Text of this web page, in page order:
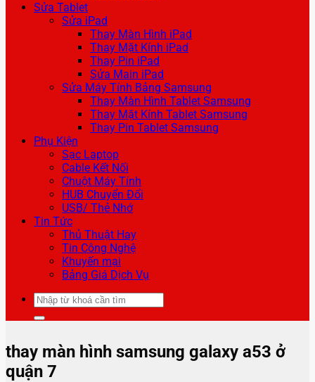
Sửa Tablet
Sửa iPad
Thay Màn Hình iPad
Thay Mặt Kính iPad
Thay Pin iPad
Sửa Main iPad
Sửa Máy Tính Bảng Samsung
Thay Màn Hình Tablet Samsung
Thay Mặt Kính Tablet Samsung
Thay Pin Tablet Samsung
Phụ Kiện
Sạc Laptop
Cable Kết Nối
Chuột Máy Tính
HUB Chuyển Đổi
USB/ Thẻ Nhớ
Tin Tức
Thủ Thuật Hay
Tin Công Nghệ
Khuyến mại
Bảng Giá Dịch Vụ
Tìm
kiếm:
thay màn hình samsung galaxy a53 ở
quận 7